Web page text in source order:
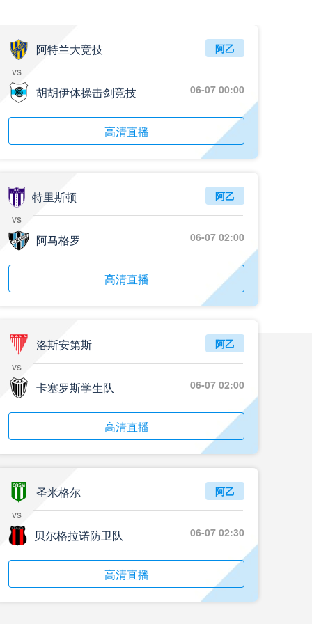
阿特兰大竞技
vs
胡胡伊体操击剑竞技
阿乙
06-07 00:00
高清直播
特里斯顿
vs
阿马格罗
阿乙
06-07 02:00
高清直播
洛斯安第斯
vs
卡塞罗斯学生队
阿乙
06-07 02:00
高清直播
圣米格尔
vs
贝尔格拉诺防卫队
阿乙
06-07 02:30
高清直播